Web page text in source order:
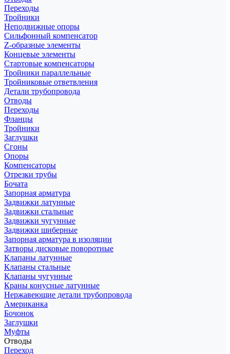
Переходы
Тройники
Неподвижные опоры
Cильфонный компенсатор
Z-образные элементы
Концевые элементы
Стартовые компенсаторы
Тройники параллельные
Тройниковые ответвления
Детали трубопровода
Отводы
Переходы
Фланцы
Тройники
Заглушки
Сгоны
Опоры
Компенсаторы
Отрезки трубы
Бочата
Запорная арматура
Задвижки латунные
Задвижки стальные
Задвижки чугунные
Задвижки шиберные
Запорная арматура в изоляции
Затворы дисковые поворотные
Клапаны латунные
Клапаны стальные
Клапаны чугунные
Краны конусные латунные
Нержавеющие детали трубопровода
Американка
Бочонок
Заглушки
Муфты
Отводы
Переход